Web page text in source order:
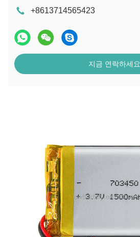
+8613714565423
지금 연락하세요